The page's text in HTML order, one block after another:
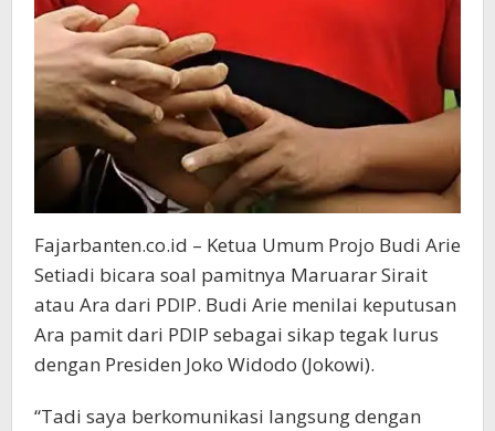
Fajarbanten.co.id – Ketua Umum Projo Budi Arie
Setiadi bicara soal pamitnya Maruarar Sirait
atau Ara dari PDIP. Budi Arie menilai keputusan
Ara pamit dari PDIP sebagai sikap tegak lurus
dengan Presiden Joko Widodo (Jokowi).
“Tadi saya berkomunikasi langsung dengan